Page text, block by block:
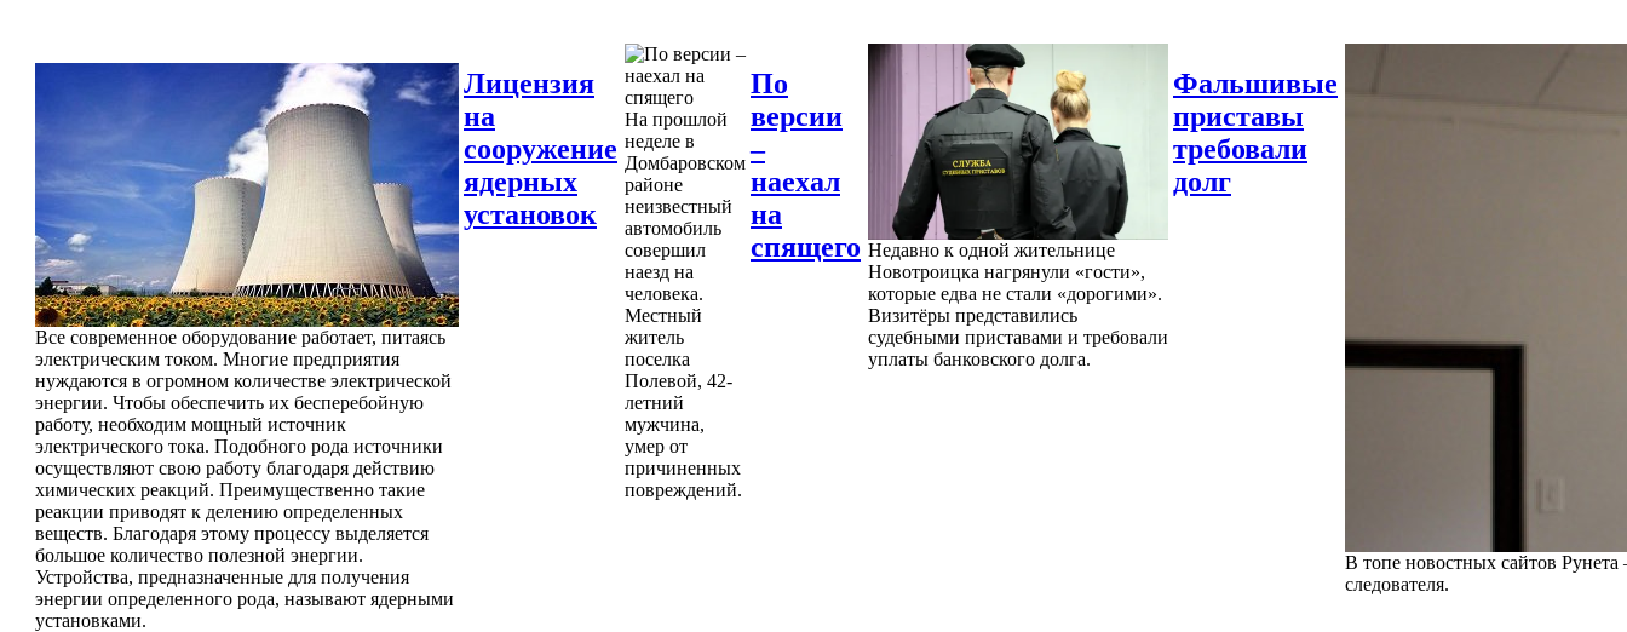
Все современное оборудование работает, питаясь
электрическим током. Многие предприятия
нуждаются в огромном количестве электрической
энергии. Чтобы обеспечить их бесперебойную
работу, необходим мощный источник
электрического тока. Подобного рода источники
осуществляют свою работу благодаря действию
химических реакций. Преимущественно такие
реакции приводят к делению определенных
веществ. Благодаря этому процессу выделяется
большое количество полезной энергии.
Устройства, предназначенные для получения
энергии определенного рода, называют ядерными
установками.
Лицензия
на
сооружение
ядерных
установок
На прошлой
неделе в
Домбаровском
районе
неизвестный
автомобиль
совершил
наезд на
человека.
Местный
житель
поселка
Полевой, 42-
летний
мужчина,
умер от
причиненных
повреждений.
По
версии
–
наехал
на
спящего Недавно к одной жительнице
Новотроицка нагрянули «гости»,
которые едва не стали «дорогими».
Визитёры представились
судебными приставами и требовали
уплаты банковского долга.
Фальшивые
приставы
требовали
долг
В топе новостных сайтов Рунета
следователя.